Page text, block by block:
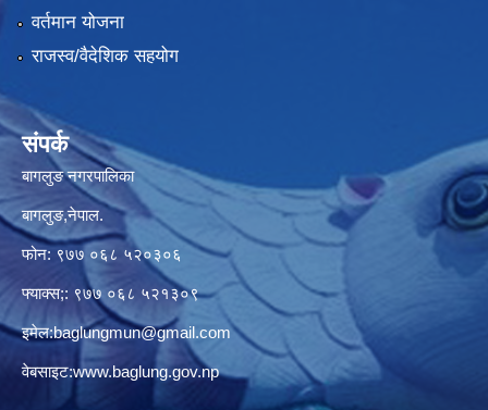
वर्तमान योजना
राजस्व/वैदेशिक सहयोग
संपर्क
बागलुङ नगरपालिका
बागलुङ,नेपाल.
फोन: ९७७ ०६८ ५२०३०६
फ्याक्स;: ९७७ ०६८ ५२१३०९
इमेल:baglungmun@gmail.com
वेबसाइट:www.baglung.gov.np